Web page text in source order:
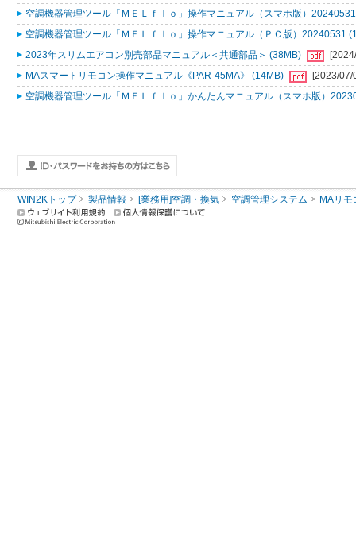
空調機器管理ツール「ＭＥＬｆｌｏ」操作マニュアル（スマホ版）
空調機器管理ツール「ＭＥＬｆｌｏ」操作マニュアル（ＰＣ版）20240531
2023年スリムエアコン別売部品マニュアル＜共通部品＞ (38MB)
MAスマートリモコン操作マニュアル《PAR-45MA》 (14MB)
[2023/07/
空調機器管理ツール「ＭＥＬｆｌｏ」かんたんマニュアル（スマホ版）
WIN2Kトップ 製品情報 [業務用]空調・換気 空調管理システム MAリモ